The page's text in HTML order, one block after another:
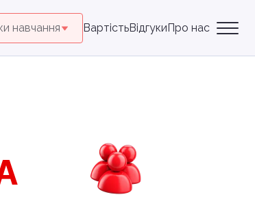
навчання ВартістьВідгукиПро нас